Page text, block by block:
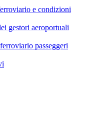
e condizioni
gestori aeroportuali
passeggeri